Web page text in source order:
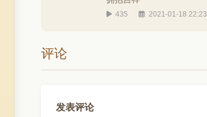
435 2021-01-18 22:23
评论
发表评论